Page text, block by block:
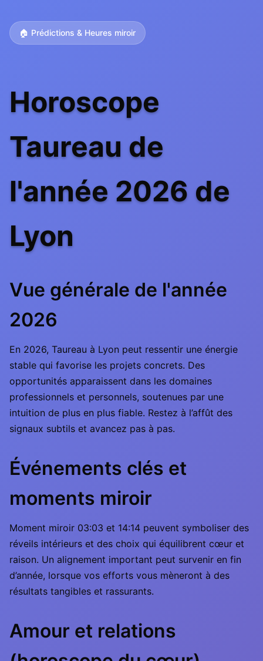
🏠 Prédictions & Heures miroir
Horoscope
Taureau de
l'année 2026 de
Lyon
Vue générale de l'année
2026
En 2026, Taureau à Lyon peut ressentir une énergie
stable qui favorise les projets concrets. Des
opportunités apparaissent dans les domaines
professionnels et personnels, soutenues par une
intuition de plus en plus fiable. Restez à l’affût des
signaux subtils et avancez pas à pas.
Événements clés et
moments miroir
Moment miroir 03:03 et 14:14 peuvent symboliser des
réveils intérieurs et des choix qui équilibrent cœur et
raison. Un alignement important peut survenir en fin
d’année, lorsque vos efforts vous mèneront à des
résultats tangibles et rassurants.
Amour et relations